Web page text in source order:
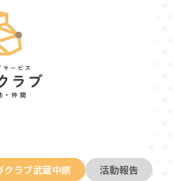
クラブ武蔵中原 活動報告